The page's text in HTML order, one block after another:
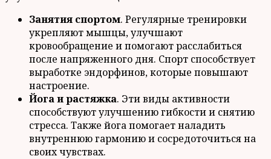
Занятия спортом. Регулярные тренировки
укрепляют мышцы, улучшают
кровообращение и помогают расслабиться
после напряженного дня. Спорт способствует
выработке эндорфинов, которые повышают
настроение.
Йога и растяжка. Эти виды активности
способствуют улучшению гибкости и снятию
стресса. Также йога помогает наладить
внутреннюю гармонию и сосредоточиться на
своих чувствах.